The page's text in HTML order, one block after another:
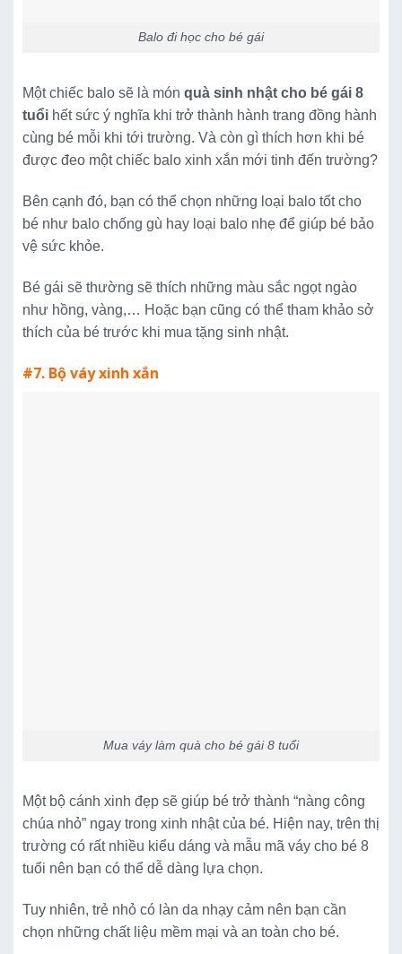
Balo đi học cho bé gái
Một chiếc balo sẽ là món quà sinh nhật cho bé gái 8
tuổi hết sức ý nghĩa khi trở thành hành trang đồng hành
cùng bé mỗi khi tới trường. Và còn gì thích hơn khi bé
được đeo một chiếc balo xinh xắn mới tinh đến trường?
Bên cạnh đó, bạn có thể chọn những loại balo tốt cho
bé như balo chống gù hay loại balo nhẹ để giúp bé bảo
vệ sức khỏe.
Bé gái sẽ thường sẽ thích những màu sắc ngọt ngào
như hồng, vàng,… Hoặc bạn cũng có thể tham khảo sở
thích của bé trước khi mua tặng sinh nhật.
#7. Bộ váy xinh xắn
Mua váy làm quà cho bé gái 8 tuổi
Một bộ cánh xinh đẹp sẽ giúp bé trở thành “nàng công
chúa nhỏ” ngay trong xinh nhật của bé. Hiện nay, trên thị
trường có rất nhiều kiểu dáng và mẫu mã váy cho bé 8
tuổi nên bạn có thể dễ dàng lựa chọn.
Tuy nhiên, trẻ nhỏ có làn da nhạy cảm nên bạn cần
chọn những chất liệu mềm mại và an toàn cho bé.